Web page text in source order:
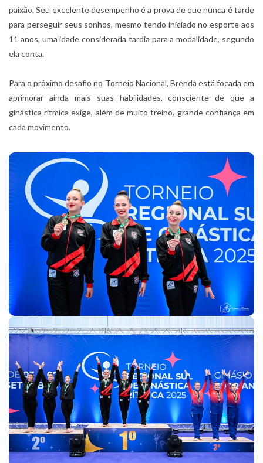
paixão. Seu excelente desempenho é a prova de que nunca é tarde
para perseguir seus sonhos, mesmo tendo iniciado no esporte aos
11 anos, uma idade considerada tardia para a modalidade, segundo
ela conta.
Para o próximo desafio no Torneio Nacional, Brenda está focada em
aprimorar ainda mais suas habilidades, consciente de que a
ginástica rítmica exige, além de muito treino, grande confiança em
cada movimento.